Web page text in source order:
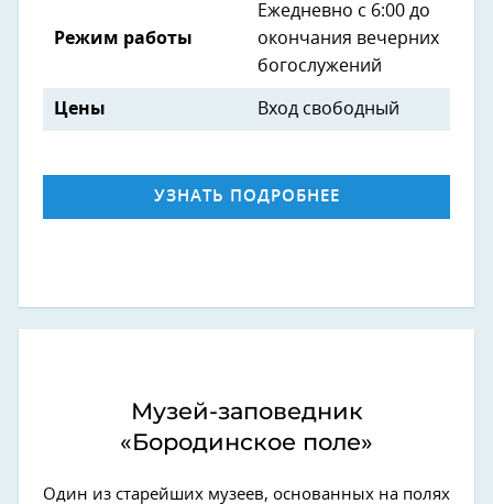
Режим работы
Ежедневно с 6:00 до
окончания вечерних
богослужений
Цены Вход свободный
УЗНАТЬ ПОДРОБНЕЕ
Музей-заповедник
«Бородинское поле»
Один из старейших музеев, основанных на полях